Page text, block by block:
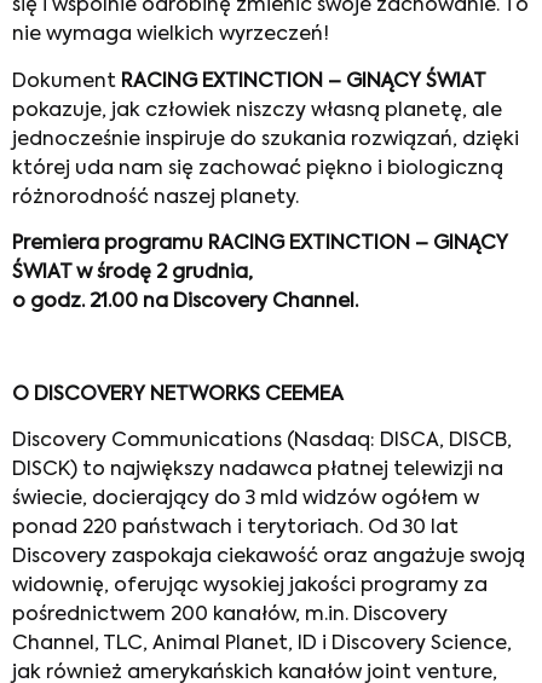
się i wspólnie odrobinę zmienić swoje zachowanie. To
nie wymaga wielkich wyrzeczeń!
Dokument RACING EXTINCTION – GINĄCY ŚWIAT
pokazuje, jak człowiek niszczy własną planetę, ale
jednocześnie inspiruje do szukania rozwiązań, dzięki
której uda nam się zachować piękno i biologiczną
różnorodność naszej planety.
Premiera programu RACING EXTINCTION – GINĄCY
ŚWIAT w środę 2 grudnia,
o godz. 21.00 na Discovery Channel.
O DISCOVERY NETWORKS CEEMEA
Discovery Communications (Nasdaq: DISCA, DISCB,
DISCK) to największy nadawca płatnej telewizji na
świecie, docierający do 3 mld widzów ogółem w
ponad 220 państwach i terytoriach. Od 30 lat
Discovery zaspokaja ciekawość oraz angażuje swoją
widownię, oferując wysokiej jakości programy za
pośrednictwem 200 kanałów, m.in. Discovery
Channel, TLC, Animal Planet, ID i Discovery Science,
jak również amerykańskich kanałów joint venture,